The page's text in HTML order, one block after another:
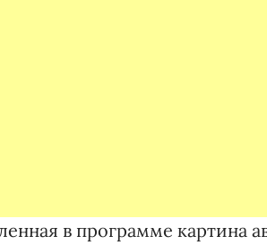
в программе картина